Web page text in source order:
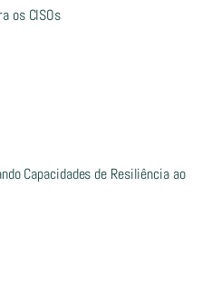
os CISOs
Capacidades de Resiliência ao